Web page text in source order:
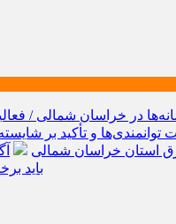
و تأکید بر
استان خراسان شمالی
باید